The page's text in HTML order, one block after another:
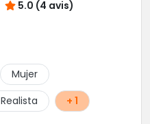
5.0 (4 avis)
Mujer
Realista + 1